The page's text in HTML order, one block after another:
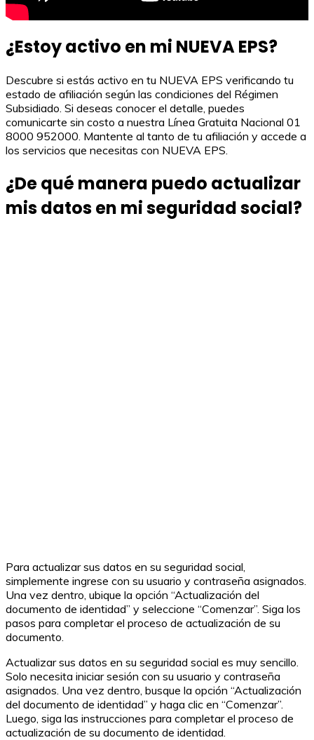
¿Estoy activo en mi NUEVA EPS?
Descubre si estás activo en tu NUEVA EPS verificando tu
estado de afiliación según las condiciones del Régimen
Subsidiado. Si deseas conocer el detalle, puedes
comunicarte sin costo a nuestra Línea Gratuita Nacional 01
8000 952000. Mantente al tanto de tu afiliación y accede a
los servicios que necesitas con NUEVA EPS.
¿De qué manera puedo actualizar
mis datos en mi seguridad social?
Para actualizar sus datos en su seguridad social,
simplemente ingrese con su usuario y contraseña asignados.
Una vez dentro, ubique la opción “Actualización del
documento de identidad” y seleccione “Comenzar”. Siga los
pasos para completar el proceso de actualización de su
documento.
Actualizar sus datos en su seguridad social es muy sencillo.
Solo necesita iniciar sesión con su usuario y contraseña
asignados. Una vez dentro, busque la opción “Actualización
del documento de identidad” y haga clic en “Comenzar”.
Luego, siga las instrucciones para completar el proceso de
actualización de su documento de identidad.